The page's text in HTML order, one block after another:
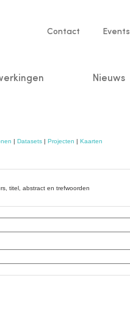
Service
Contact Events
Nieuws
| Datasets| Projecten | Kaarten
titel, abstract en trefwoorden